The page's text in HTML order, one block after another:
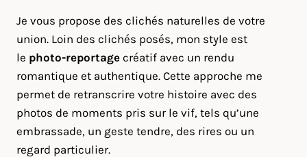
Je vous propose des clichés naturelles de votre
union. Loin des clichés posés, mon style est
le photo-reportage créatif avec un rendu
romantique et authentique. Cette approche me
permet de retranscrire votre histoire avec des
photos de moments pris sur le vif, tels qu’une
embrassade, un geste tendre, des rires ou un
regard particulier.